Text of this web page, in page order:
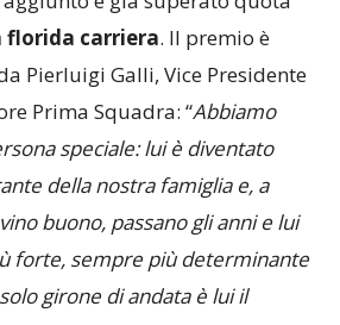
Mairha ricevuto un premio
e già superato quota
florida carriera . Il premio è
Pierluigi Galli, Vice Presidente
Prima Squadra: “Abbiamo
speciale: lui è diventato
della nostra famiglia e, a
buono, passano gli anni e lui
forte, sempre più determinante